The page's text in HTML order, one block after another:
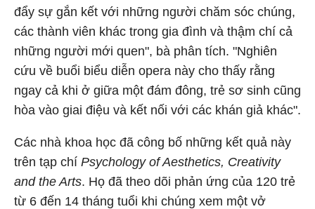
đẩy sự gắn kết với những người chăm sóc chúng,
các thành viên khác trong gia đình và thậm chí cả
những người mới quen", bà phân tích. "Nghiên
cứu về buổi biểu diễn opera này cho thấy rằng
ngay cả khi ở giữa một đám đông, trẻ sơ sinh cũng
hòa vào giai điệu và kết nối với các khán giả khác".
Các nhà khoa học đã công bố những kết quả này
trên tạp chí Psychology of Aesthetics, Creativity
and the Arts. Họ đã theo dõi phản ứng của 120 trẻ
từ 6 đến 14 tháng tuổi khi chúng xem một vở